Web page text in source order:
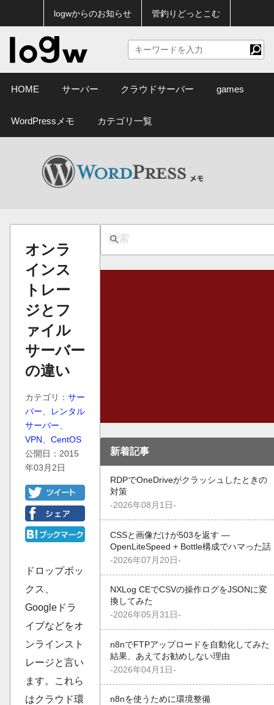
logwからのお知らせ 管釣りどっとこむ
HOME サーバー クラウドサーバー games
WordPressメモ カテゴリ一覧
オンラ
インス
トレー
ジとフ
ァイル
サーバー
の違い
カテゴリ： サー
バー
レンタル
サーバー
VPN
CentOS
公開日：2015
年03月2日
ドロップボッ
クス、
Googleドラ
イブなどをオ
ンラインスト
レージと言い
ます。これら
はクラウド環
新着記事
RDPでOneDriveがクラッシュしたときの
対策
-2026年08月1日-
CSSと画像だけが503を返す —
OpenLiteSpeed + Bottle構成でハマった話
-2026年07月20日-
NXLog CEでCSVの操作ログをJSONに変
換してみた
-2026年05月31日-
n8nでFTPアップロードを自動化してみた
結果、あえてお勧めしない理由
-2026年04月1日-
n8nを使うために環境整備